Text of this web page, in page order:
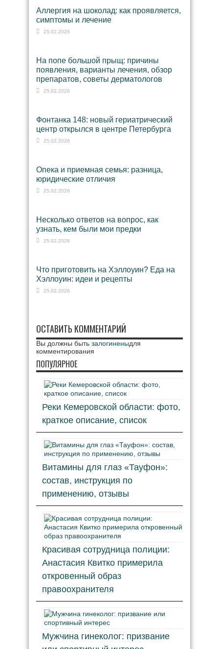
Аллергия на шоколад: как проявляется,
симптомы и лечение
25.02.2026
На попе большой прыщ: причины
появления, варианты лечения, обзор
препаратов, советы дерматологов
25.02.2026
Фонтанка 148: новый гериатрический
центр открылся в центре Петербурга
25.02.2026
Опека и приемная семья: разница,
юридические отличия
25.02.2026
Несколько ответов на вопрос, как
узнать, кем были мои предки
25.02.2026
Что приготовить на Хэллоуин? Еда на
Хэллоуин: идеи и рецепты
25.02.2026
ОСТАВИТЬ КОММЕНТАРИЙ
Вы должны быть залогиненыдля
комментирования
ПОПУЛЯРНОЕ
Реки Кемеровской области: фото,
краткое описание, список
Витамины для глаз «Тауфон»:
состав, инструкция по
применению, отзывы
Красивая сотрудница полиции:
Анастасия Квитко примерила
откровенный образ
правоохранителя
Мужчина гинеколог: призвание